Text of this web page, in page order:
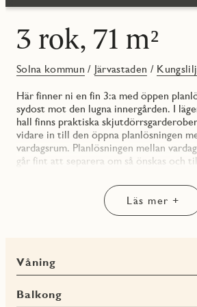
3 rok, 71 m²
Solna kommun / Järvastaden /
Här finner ni en fin 3:a med öppen
sydost mot den lugna innergården. I
hall finns praktiska
vidare in till den öppna planlösningen
vardagsrum. Planlösningen mellan
går fint att separera om så önskas och
Från vardagsrummet når man balkongen
förmiddagssoligt sydostläge.
Köket är modernt och smälter fint in i
rostfri blandare, helintegrerad
och ugn.
Badrummets vitkaklade väggar i
klinker harmoniserar med varandra och
Läs mer +
Våning
Balkong